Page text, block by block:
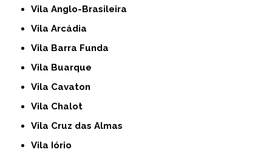
Vila Anglo-Brasileira
Vila Arcádia
Vila Barra Funda
Vila Buarque
Vila Cavaton
Vila Chalot
Vila Cruz das Almas
Vila Iório